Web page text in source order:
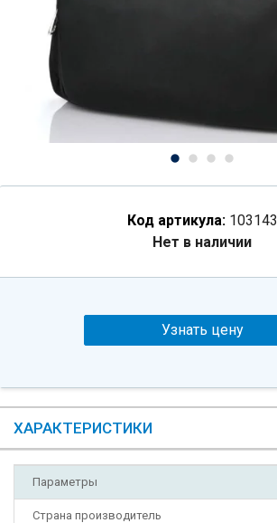
Код артикула: 103143
Нет в наличии
Узнать цену
ХАРАКТЕРИСТИКИ
Параметры
Страна производитель